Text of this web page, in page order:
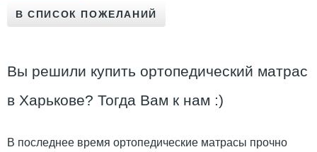
Вы решили купить ортопедический матрас
в Харькове? Тогда Вам к нам :)
В последнее время ортопедические матрасы прочно